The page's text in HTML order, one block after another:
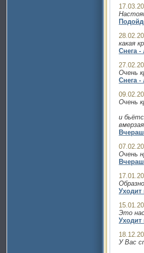
какая
Снега -
Очень
Снега -
Очень
и
Очень
Уходит
Это
Уходит
У Вас